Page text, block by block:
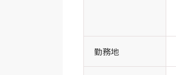
勤務地